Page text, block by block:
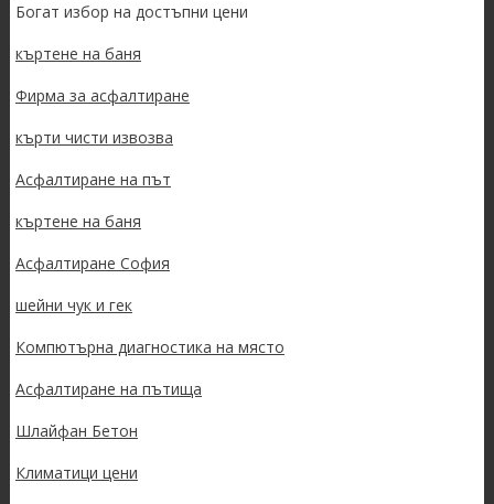
Богат избор на достъпни цени
къртене на баня
Фирма за асфалтиране
кърти чисти извозва
Асфалтиране на път
къртене на баня
Асфалтиране София
шейни чук и гек
Компютърна диагностика на място
Асфалтиране на пътища
Шлайфан Бетон
Климатици цени